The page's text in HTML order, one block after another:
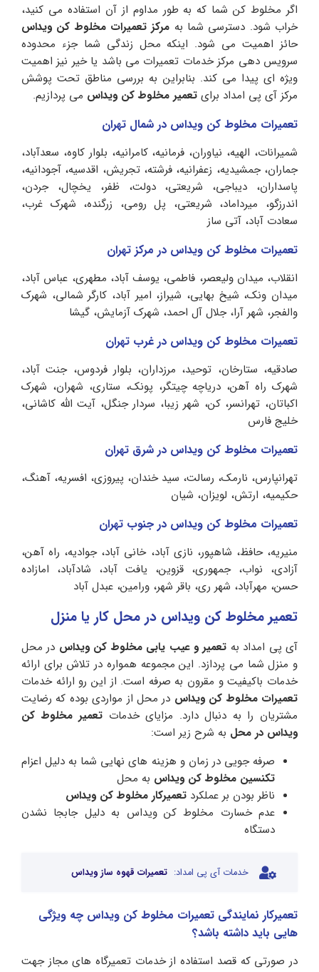
اگر مخلوط کن شما که به طور مداوم از آن استفاده می کنید،
خراب شود. دسترسی شما به مرکز تعمیرات مخلوط کن ویداس
حائز اهمیت می شود. اینکه محل زندگی شما جزء محدوده
سرویس دهی مرکز خدمات تعمیرات می باشد یا خیر نیز اهمیت
ویژه ای پیدا می‌ کند. بنابراین به بررسی مناطق تحت پوشش
مرکز آی پی امداد برای تعمیر مخلوط کن ویداس می پردازیم.
تعمیرات مخلوط کن ویداس در شمال تهران
شمیرانات، الهیه، نیاوران، فرمانیه، کامرانیه، بلوار کاوه، سعدآباد،
جماران، جمشیدیه، زعفرانیه، فرشته، تجریش، اقدسیه، آجودانیه،
پاسداران، دیباجی، شریعتی، دولت، ظفر، یخچال، جردن،
اندرزگو، میرداماد، شریعتی، پل رومی، زرگنده، شهرک غرب،
سعادت آباد، آتی ساز
تعمیرات مخلوط کن ویداس در مرکز تهران
انقلاب، میدان ولیعصر، فاطمی، یوسف آباد، مطهری، عباس آباد،
میدان ونک، شیخ بهایی، شیراز، امیر آباد، کارگر شمالی، شهرک
والفجر، شهر آرا، جلال آل احمد، شهرک آزمایش، گیشا
تعمیرات مخلوط کن ویداس در غرب تهران
صادقیه، ستارخان، توحید، مرزداران، بلوار فردوس، جنت آباد،
شهرک راه آهن، دریاچه چیتگر، پونک، ستاری، شهران، شهرک
اکباتان، تهرانسر، کن، شهر زیبا، سردار جنگل، آیت الله کاشانی،
خلیج فارس
تعمیرات مخلوط کن ویداس در شرق تهران
تهرانپارس، نارمک، رسالت، سید خندان، پیروزی، افسریه، آهنگ،
حکیمیه، ارتش، لویزان، شیان
تعمیرات مخلوط کن ویداس در جنوب تهران
منیریه، حافظ، شاهپور، نازی آباد، خانی آباد، جوادیه، راه آهن،
آزادی، نواب، جمهوری، قزوین، یافت آباد، شادآباد، امازاده
حسن، مهرآباد، شهر ری، باقر شهر، ورامین، عبدل آباد
تعمیر مخلوط کن ویداس در محل کار یا منزل
آی پی امداد به تعمیر و عیب یابی مخلوط کن ویداس در محل
و منزل شما می پردازد. این مجموعه همواره در تلاش برای ارائه
خدمات باکیفیت و مقرون به صرفه است. از این رو ارائه خدمات
تعمیرات مخلوط کن ویداس در محل از مواردی بوده که رضایت
مشتریان را به دنبال دارد. مزایای خدمات تعمیر مخلوط کن
ویداس در محل به شرح زیر است:
صرفه جویی در زمان و هزینه های نهایی شما به دلیل اعزام
تکنسین مخلوط کن ویداس به محل
ناظر بودن بر عملکرد تعمیرکار مخلوط کن ویداس
عدم خسارت مخلوط کن ویداس به دلیل جابجا نشدن
دستگاه
خدمات آی پی امداد: تعمیرات قهوه ساز ویداس
تعمیرکار نمایندگی تعمیرات مخلوط کن ویداس چه ویژگی
هایی باید داشته باشد؟
در صورتی که قصد استفاده از خدمات تعمیرگاه های مجاز جهت